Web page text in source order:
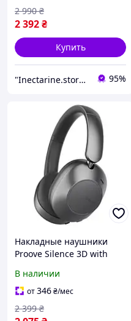
2 392₴
2 990 ₴
Купить
"Inectarine.store" интернет-магазин 95%
Накладные наушники
Proove Silence 3D with
В наличии
от346₴/мес
2 399 ₴